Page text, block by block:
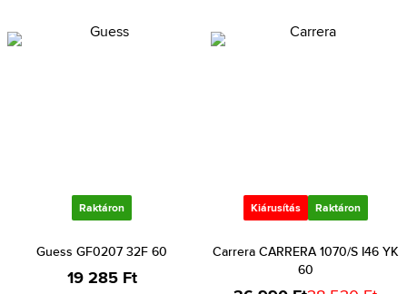
Raktáron
Guess GF0207 32F 60
19 285 Ft
Kiárusítás Raktáron
Carrera CARRERA 1070/S I46 YK
60